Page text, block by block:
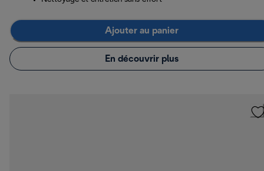
Ajouter au panier
En découvrir plus